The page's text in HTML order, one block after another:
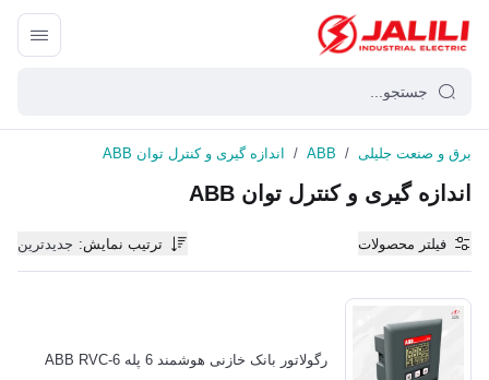
برق و صنعت جلیلی /
ABB
/ اندازه گیری و کنترل توان ABB
اندازه گیری و کنترل توان ABB
فیلتر محصولات ترتیب نمایش: جدیدترین
رگولاتور بانک خازنی هوشمند 6 پله ABB RVC-6